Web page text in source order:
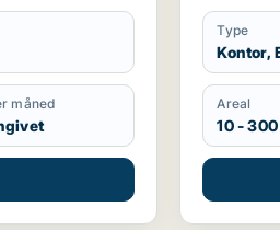
måned
Type
Kontor,
Areal
10 -